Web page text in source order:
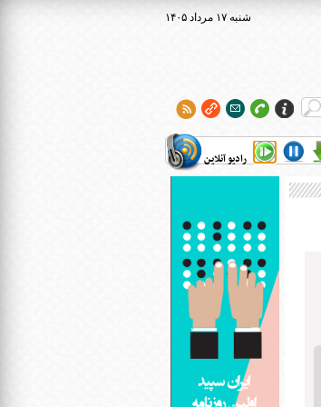
۱۴۰۵ شنبه ۱۷ مرداد
رادیو آنلاین